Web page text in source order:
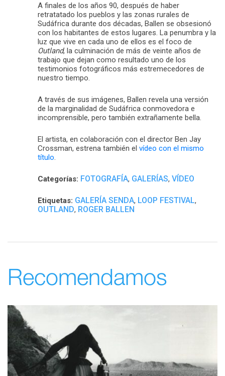
A finales de los años 90, después de haber
retratatado los pueblos y las zonas rurales de
Sudáfrica durante dos décadas, Ballen se obsesionó
con los habitantes de estos lugares. La penumbra y la
luz que vive en cada uno de ellos es el foco de
Outland, la culminación de más de veinte años de
trabajo que dejan como resultado uno de los
testimonios fotográficos más estremecedores de
nuestro tiempo.
A través de sus imágenes, Ballen revela una versión
de la marginalidad de Sudáfrica conmovedora e
incomprensible, pero también extrañamente bella.
El artista, en colaboración con el director Ben Jay
Crossman, estrena también el vídeo con el mismo
título.
Categorías: FOTOGRAFÍA, GALERÍAS, VÍDEO
Etiquetas: GALERÍA SENDA, LOOP FESTIVAL,
OUTLAND, ROGER BALLEN
Recomendamos